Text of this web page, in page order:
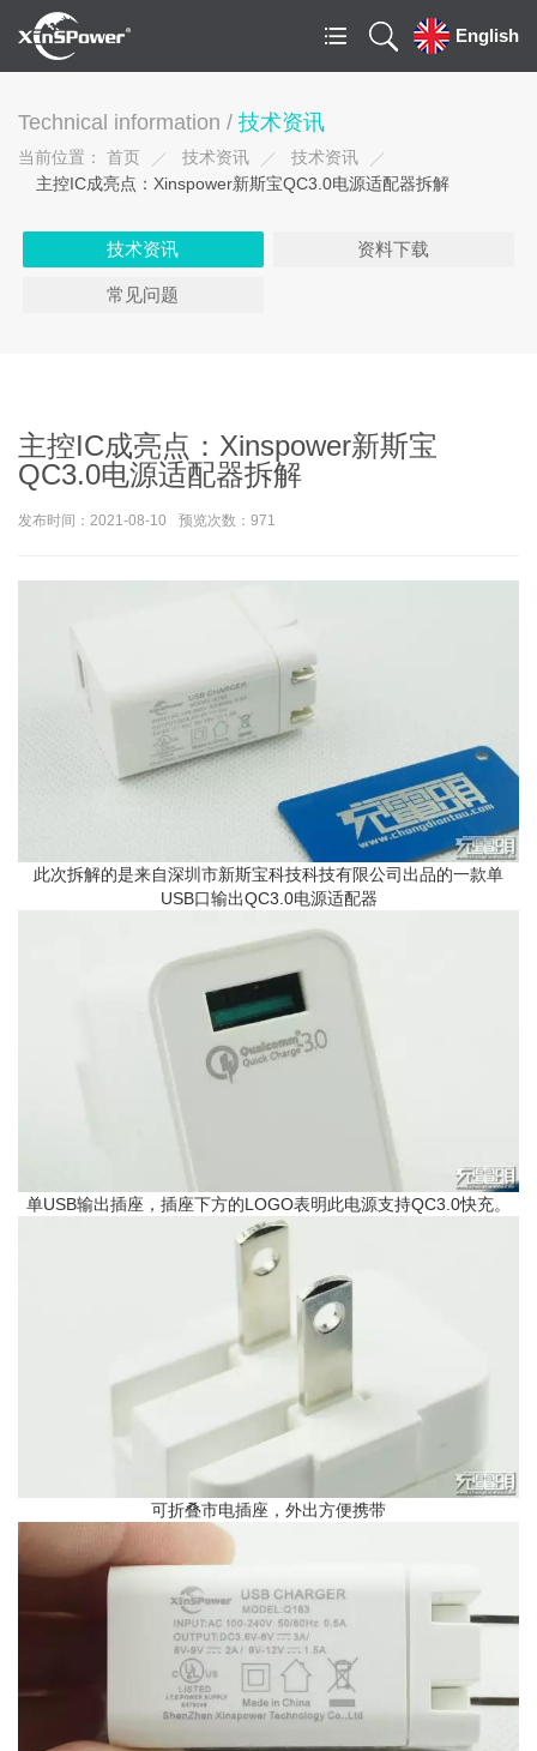
English
Technical information / 技术资讯
当前位置： 首页 技术资讯
技术资讯
主控IC成亮点：Xinspower新斯宝QC3.0电源适配器拆解
技术资讯 资料下载
常见问题
主控IC成亮点：Xinspower新斯宝
QC3.0电源适配器拆解
发布时间：2021-08-10 预览次数：971
此次拆解的是来自深圳市新斯宝科技科技有限公司出品的一款单
USB口输出QC3.0电源适配器
单USB输出插座，插座下方的LOGO表明此电源支持QC3.0快充。
可折叠市电插座，外出方便携带